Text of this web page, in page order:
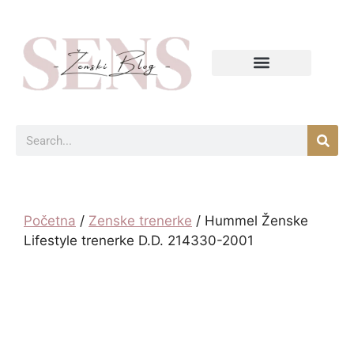
Početna / Zenske trenerke / Hummel Ženske
Lifestyle trenerke D.D. 214330-2001